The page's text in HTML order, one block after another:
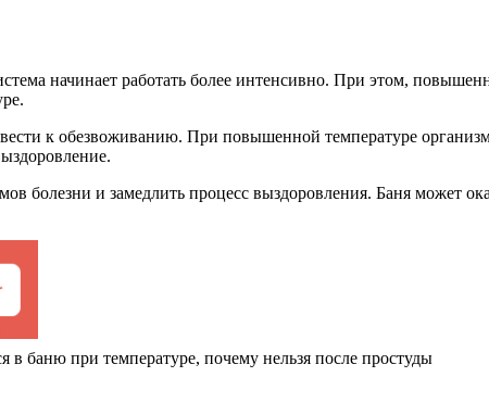
начинает работать более интенсивно. При этом,
к обезвоживанию. При повышенной температуре
болезни и замедлить процесс выздоровления. Баня может